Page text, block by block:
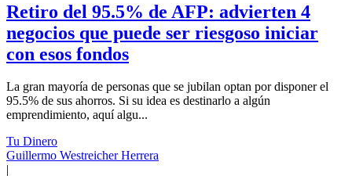
Retiro del 95.5% de AFP: advierten 4
negocios que puede ser riesgoso iniciar
con esos fondos
La gran mayoría de personas que se jubilan optan por disponer el
95.5% de sus ahorros. Si su idea es destinarlo a algún
emprendimiento, aquí algu...
Tu Dinero
Guillermo Westreicher Herrera